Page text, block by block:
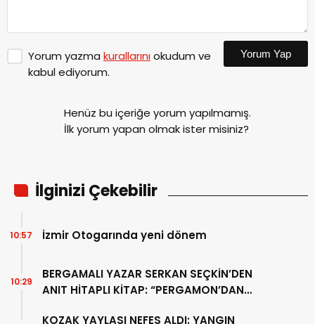
Yorum yazma kurallarınıokudum ve
kabul ediyorum.
Yorum Yap
Henüz bu içeriğe yorum yapılmamış.
İlk yorum yapan olmak ister misiniz?
İlginizi Çekebilir
İzmir Otogarında yeni dönem
10:57
BERGAMALI YAZAR SERKAN SEÇKİN’DEN
ANIT HİTAPLI KİTAP: “PERGAMON’DAN
10:29
KOZAK YAYLASI NEFES ALDI: YANGIN